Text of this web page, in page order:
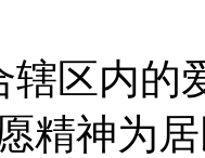
区内的
精神为